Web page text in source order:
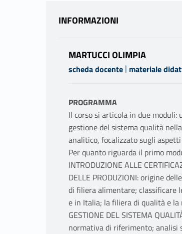
INFORMAZIONI
MARTUCCI OLIMPIA
scheda docente | materiale
PROGRAMMA
Il corso si articola in due
gestione del sistema qualità
analitico, focalizzato sugli
Per quanto riguarda il primo
INTRODUZIONE ALLE
DELLE PRODUZIONI: origine
di filiera alimentare; classificare
e in Italia; la filiera di qualità e
GESTIONE DEL SISTEMA
normativa di riferimento; analisi